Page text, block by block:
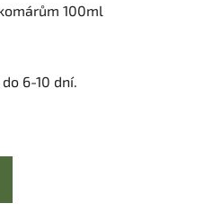
100ml
6-10 dní.